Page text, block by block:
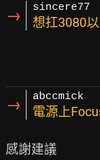
→ sincere77
想扛3080
→ abccmick
電源上